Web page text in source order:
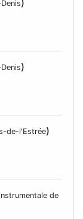
)
)
de-l'Estrée)
de